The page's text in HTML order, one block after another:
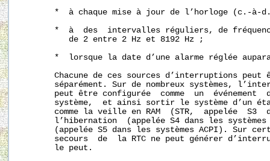
*  à chaque mise à jour de l’horloge (c.-à-
*  à  des  intervalles réguliers, de
          de 2 entre 2 Hz et 8192 Hz ;
*  lorsque la date d’une alarme réglée
Chacune de ces sources d’interruptions peut
séparément. Sur de nombreux systèmes,
peut être configurée  comme  un  événement
système,  et ainsi sortir le système d’un
comme la veille en RAM  (STR,  appelée  S3
l’hibernation  (appelée S4 dans les
(appelée S5 dans les systèmes ACPI). Sur
secours  de  la RTC ne peut générer
       le peut.